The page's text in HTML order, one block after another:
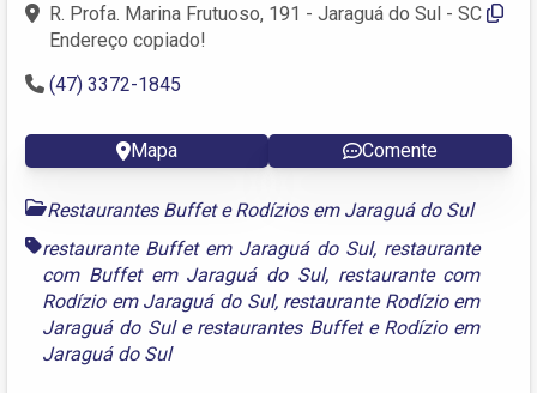
R. Profa. Marina Frutuoso, 191 - Jaraguá do Sul - SC
Endereço copiado!
(47) 3372-1845
Mapa Comente
Restaurantes Buffet e Rodízios em Jaraguá do Sul
restaurante Buffet em Jaraguá do Sul, restaurante
com Buffet em Jaraguá do Sul, restaurante com
Rodízio em Jaraguá do Sul, restaurante Rodízio em
Jaraguá do Sule restaurantes Buffet e Rodízio em
Jaraguá do Sul